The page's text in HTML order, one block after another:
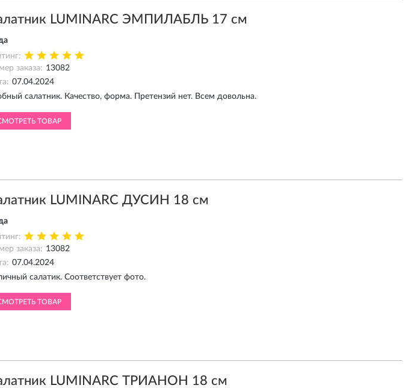
LUMINARC ЭМПИЛАБЛЬ 17 см
заказа: 13082
07.04.2024
салатник. Качество, форма. Претензий нет. Всем довольна.
ТОВАР
LUMINARC ДУСИН 18 см
заказа: 13082
07.04.2024
салатик. Соответствует фото.
ТОВАР
LUMINARC ТРИАНОН 18 см